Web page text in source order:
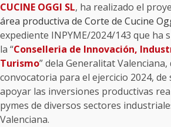
CUCINE OGGI SL, ha realizado el
área productiva de Corte de Cucine
expediente INPYME/2024/143 que ha
la “Conselleria de Innovación,
Turismo” dela Generalitat
convocatoria para el ejercicio 2024,
apoyar las inversiones productivas
pymes de diversos sectores
Valenciana.